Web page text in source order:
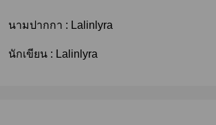
นามปากกา : Lalinlyra
นักเขียน : Lalinlyra